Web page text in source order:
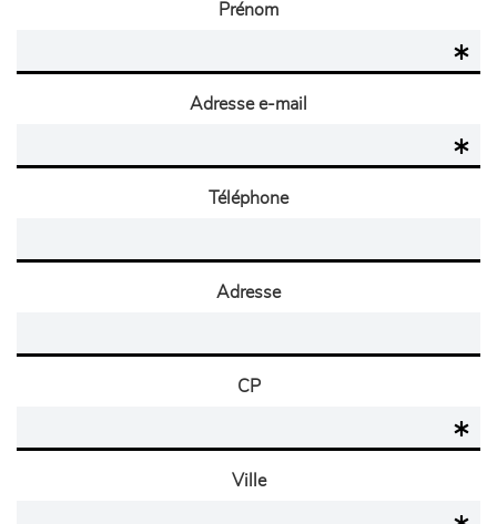
Prénom
Adresse e-mail
Téléphone
Adresse
CP
Ville